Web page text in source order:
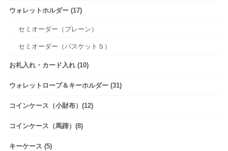
ウォレットホルダー (17)
セミオーダー（プレーン）
セミオーダー（バスケットＳ）
お札入れ・カード入れ (10)
ウォレットロープ＆キーホルダー (31)
コインケース（小財布）(12)
コインケース（馬蹄）(8)
キーケース (5)